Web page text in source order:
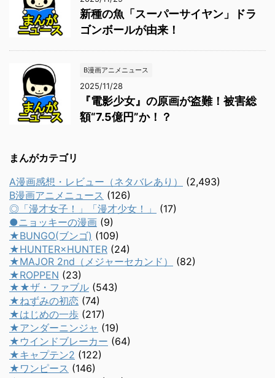
新種の魚「スーパーサイヤン」ドラ
ゴンボールが由来！
B漫画アニメニュース
2025/11/28
『電影少女』の原画が盗難！被害総
額“7.5億円”か！？
まんがカテゴリ
A漫画感想・レビュー（ネタバレあり）
(2,493)
B漫画アニメニュース (126)
◎「漫才女子！」「漫才少女！」
(17)
●ニョッキーの漫画 (9)
★BUNGO(ブンゴ) (109)
★HUNTER×HUNTER (24)
★MAJOR 2nd（メジャーセカンド）
(82)
★ROPPEN (23)
★★ザ・ファブル (543)
★ねずみの初恋 (74)
★はじめの一歩 (217)
★アンダーニンジャ (19)
★ウインドブレーカー (64)
★キャプテン2 (122)
★ワンピース (146)